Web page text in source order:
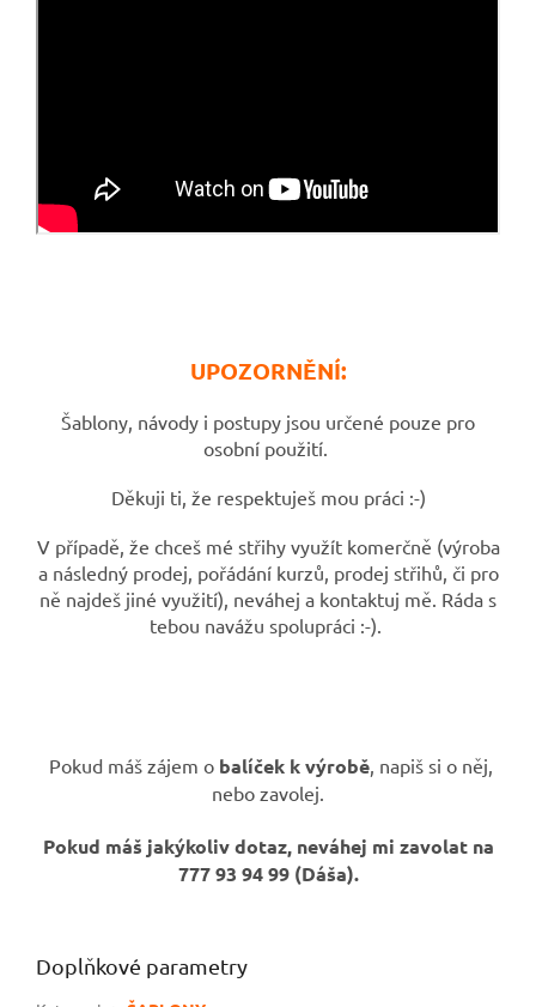
UPOZORNĚNÍ:
Šablony, návody i postupy jsou určené pouze pro
osobní použití.
Děkuji ti, že respektuješ mou práci :-)
V případě, že chceš mé střihy využít komerčně (výroba
a následný prodej, pořádání kurzů, prodej střihů, či pro
ně najdeš jiné využití), neváhej a kontaktuj mě. Ráda s
tebou navážu spolupráci :-).
Pokud máš zájem o balíček k výrobě, napiš si o něj,
nebo zavolej.
Pokud máš jakýkoliv dotaz, neváhej mi zavolat na
777 93 94 99 (Dáša).
Doplňkové parametry